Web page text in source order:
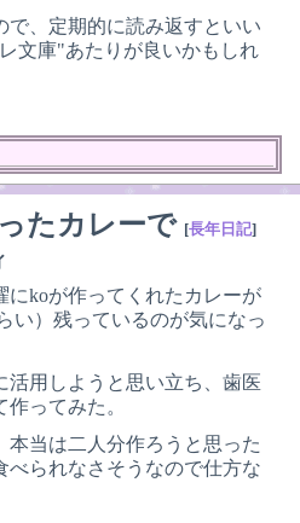
で、定期的に読み返すといい
文庫"あたりが良いかもしれ
たカレーで [長年日記]
にkoが作ってくれたカレーが
い）残っているのが気になっ
活用しようと思い立ち、歯医
ってみた。
本当は二人分作ろうと思った
べられなさそうなので仕方な